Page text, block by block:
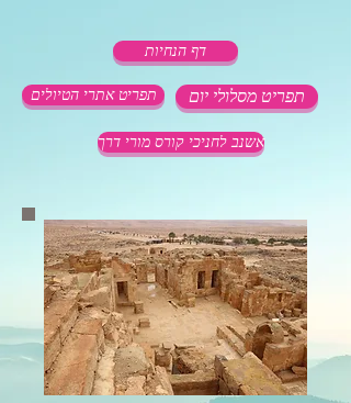
דף הנחיות
תפריט אתרי הטיולים
אשנב לחניכי קורס מורי דרך
תפריט מסלולי יום